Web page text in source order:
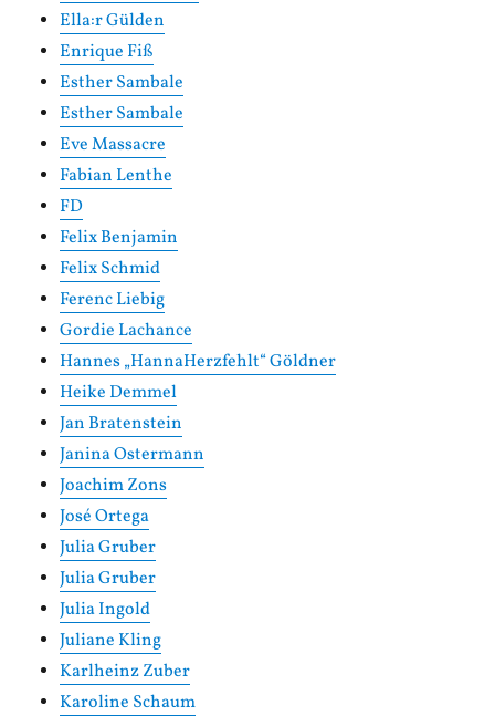
Ella:r Gülden
Enrique Fiß
Esther Sambale
Esther Sambale
Eve Massacre
Fabian Lenthe
FD
Felix Benjamin
Felix Schmid
Ferenc Liebig
Gordie Lachance
Hannes „HannaHerzfehlt“ Göldner
Heike Demmel
Jan Bratenstein
Janina Ostermann
Joachim Zons
José Ortega
Julia Gruber
Julia Gruber
Julia Ingold
Juliane Kling
Karlheinz Zuber
Karoline Schaum